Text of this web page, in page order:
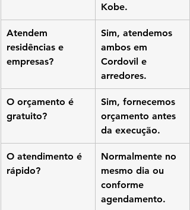
Kobe.
Atendem
residências e
empresas?
Sim, atendemos
ambos em
Cordovil e
arredores.
O orçamento é
gratuito?
Sim, fornecemos
orçamento antes
da execução.
O atendimento é
rápido?
Normalmente no
mesmo dia ou
conforme
agendamento.